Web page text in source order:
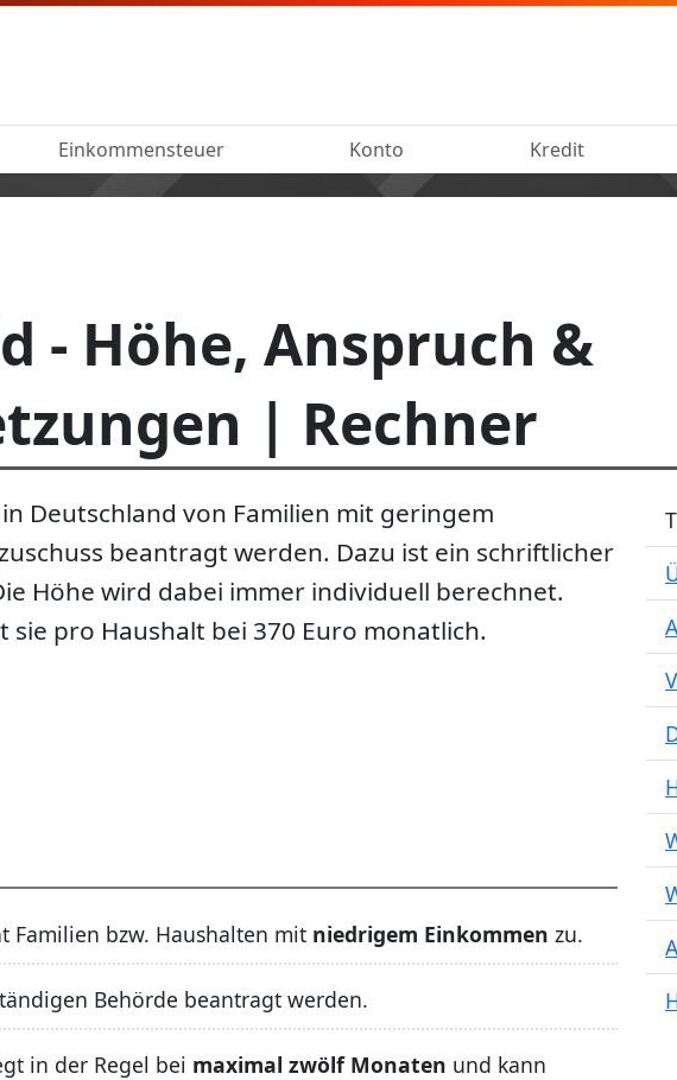
Einkommensteuer Konto Kredit
- Höhe, Anspruch &
| Rechner
Deutschland von Familien mit geringem
beantragt werden. Dazu ist ein schriftlicher
Höhe wird dabei immer individuell berechnet.
sie pro Haushalt bei 370 Euro monatlich.
Familien bzw. Haushalten mit niedrigem Einkommen zu.
Behörde beantragt werden.
in der Regel bei maximal zwölf Monaten und kann